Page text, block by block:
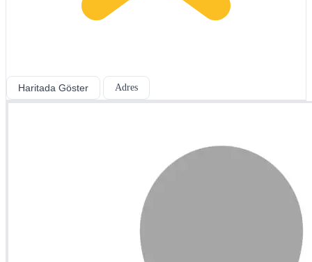
Haritada Göster Adres